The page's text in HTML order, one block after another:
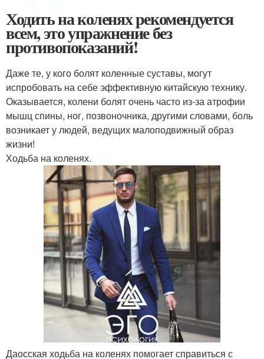
Ходить на коленях рекомендуется
всем, это упражнение без
противопоказаний!
Даже те, у кого болят коленные суставы, могут
испробовать на себе эффективную китайскую технику.
Оказывается, колени болят очень часто из-за атрофии
мышц спины, ног, позвоночника, другими словами, боль
возникает у людей, ведущих малоподвижный образ
жизни!
Ходьба на коленях.
Даосская ходьба на коленях помогает справиться с